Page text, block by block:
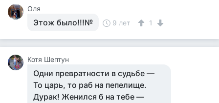
Оля
Этож было!!!№ 9 лет 1
Котя Шептун
Одни превратности в судьбе —
То царь, то раб на пепелище.
Дурак! Женился б на тебе —